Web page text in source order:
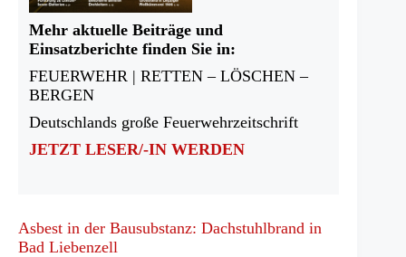
Mehr aktuelle Beiträge und
Einsatzberichte finden Sie in:
FEUERWEHR | RETTEN – LÖSCHEN –
BERGEN
Deutschlands große Feuerwehrzeitschrift
JETZT LESER/-IN WERDEN
Asbest in der Bausubstanz: Dachstuhlbrand in
Bad Liebenzell